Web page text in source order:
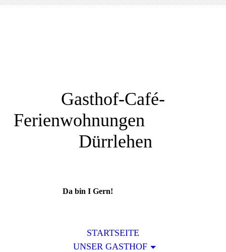
Gasthof-Café-
Ferienwohnungen
Dürrlehen
Da bin I Gern!
STARTSEITE
UNSER GASTHOF